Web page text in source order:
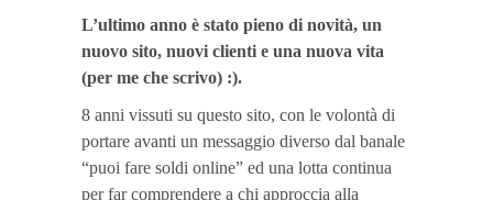
L’ultimo anno è stato pieno di novità, un
nuovo sito, nuovi clienti e una nuova vita
(per me che scrivo) :).
8 anni vissuti su questo sito, con le volontà di
portare avanti un messaggio diverso dal banale
“puoi fare soldi online” ed una lotta continua
per far comprendere a chi approccia alla